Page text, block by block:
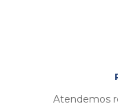
Atendemos